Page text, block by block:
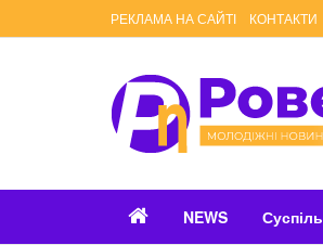
РЕКЛАМА НА САЙТІ КОНТАКТИ
NEWS